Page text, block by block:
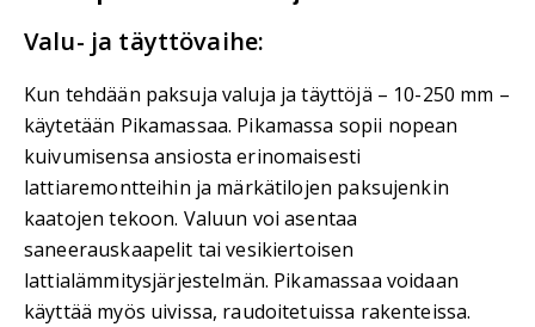
Valu- ja täyttövaihe:
Kun tehdään paksuja valuja ja täyttöjä – 10-250 mm –
käytetään Pikamassaa. Pikamassa sopii nopean
kuivumisensa ansiosta erinomaisesti
lattiaremontteihin ja märkätilojen paksujenkin
kaatojen tekoon. Valuun voi asentaa
saneerauskaapelit tai vesikiertoisen
lattialämmitysjärjestelmän. Pikamassaa voidaan
käyttää myös uivissa, raudoitetuissa rakenteissa.